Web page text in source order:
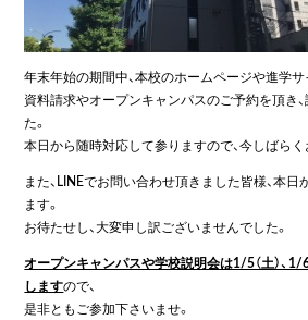
年末年始の期間中、本校のホームページや進学サ
資料請求やオープンキャンパスのご予約を頂き
た。
本日から随時対応して参りますので、今しばらく
また、LINEでお問い合わせ頂きました皆様、本日
ます。
お待たせし、大変申し訳ございませんでした。
オープンキャンパスや学校説明会は1/5（土）、1/6
しますので、
是非ともご参加下さいませ。